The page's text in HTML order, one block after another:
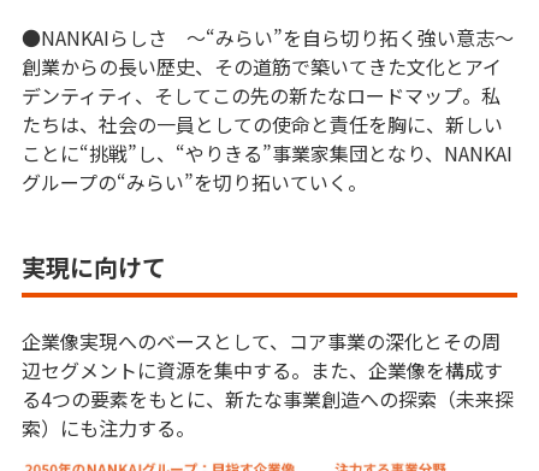
●NANKAIらしさ ～“みらい”を自ら切り拓く強い意志～
創業からの長い歴史、その道筋で築いてきた文化とアイ
デンティティ、そしてこの先の新たなロードマップ。私
たちは、社会の一員としての使命と責任を胸に、新しい
ことに“挑戦”し、“やりきる”事業家集団となり、NANKAI
グループの“みらい”を切り拓いていく。
実現に向けて
企業像実現へのベースとして、コア事業の深化とその周
辺セグメントに資源を集中する。また、企業像を構成す
る4つの要素をもとに、新たな事業創造への探索（未来探
索）にも注力する。